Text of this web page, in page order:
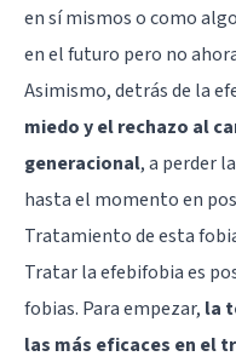
en sí mismos o como
en el futuro pero no
Asimismo, detrás de la
miedo y el rechazo al
generacional, a perder
hasta el momento en
Tratamiento de esta
Tratar la efebifobia es
fobias. Para empezar, la
las más eficaces en el